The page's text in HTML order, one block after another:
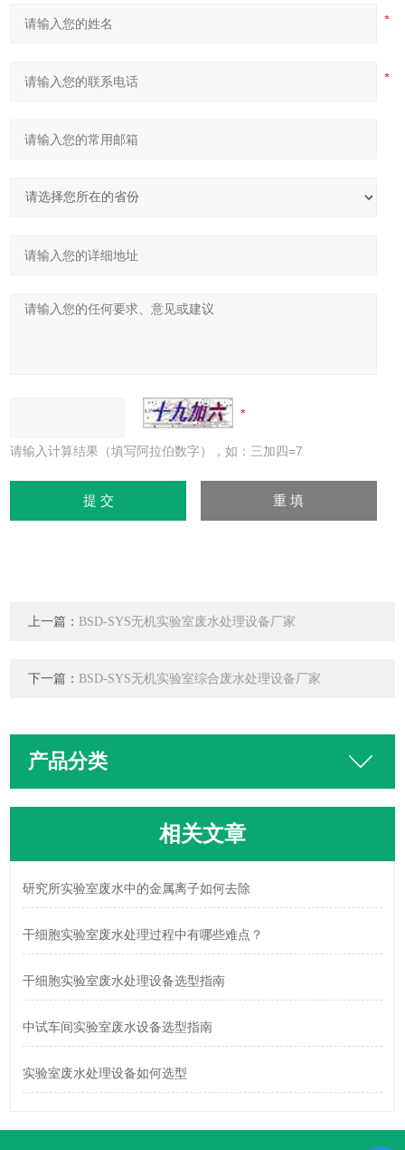
请输入计算结果（填写阿拉伯数字），如：三加四=7
上一篇： BSD-SYS无机实验室废水处理设备厂家
下一篇： BSD-SYS无机实验室综合废水处理设备厂家
产品分类
相关文章
研究所实验室废水中的金属离子如何去除
干细胞实验室废水处理过程中有哪些难点？
干细胞实验室废水处理设备选型指南
中试车间实验室废水设备选型指南
实验室废水处理设备如何选型